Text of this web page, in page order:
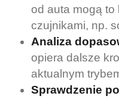
od auta mogą to
czujnikami, np.
Analiza
opiera dalsze
aktualnym
Sprawdzenie